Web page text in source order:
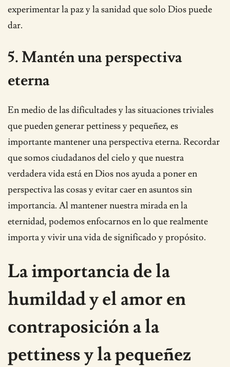
experimentar la paz y la sanidad que solo Dios puede
dar.
5. Mantén una perspectiva
eterna
En medio de las dificultades y las situaciones triviales
que pueden generar pettiness y pequeñez, es
importante mantener una perspectiva eterna. Recordar
que somos ciudadanos del cielo y que nuestra
verdadera vida está en Dios nos ayuda a poner en
perspectiva las cosas y evitar caer en asuntos sin
importancia. Al mantener nuestra mirada en la
eternidad, podemos enfocarnos en lo que realmente
importa y vivir una vida de significado y propósito.
La importancia de la
humildad y el amor en
contraposición a la
pettiness y la pequeñez